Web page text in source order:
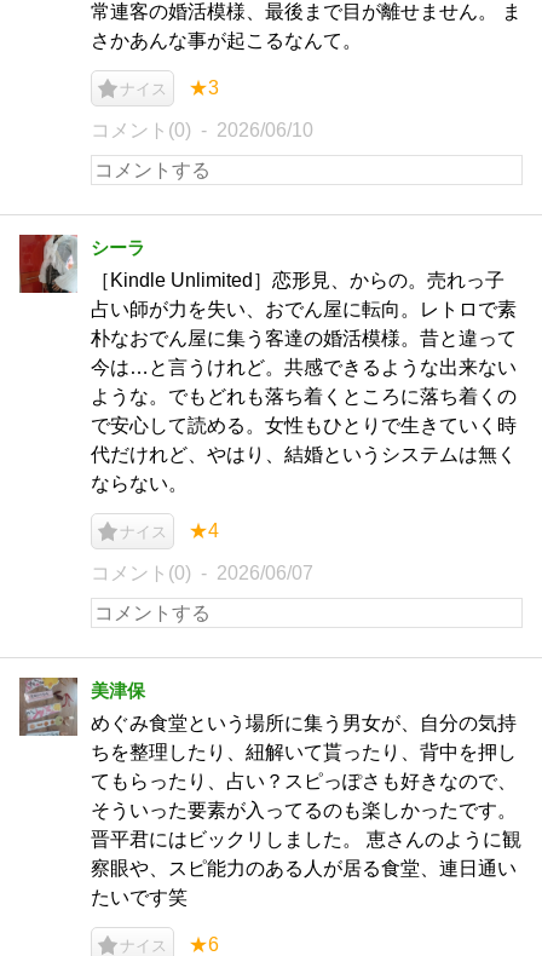
常連客の婚活模様、最後まで目が離せません。 ま
さかあんな事が起こるなんて。
ナイス ★3
コメント(0) 2026/06/10
シーラ
［Kindle Unlimited］恋形見、からの。売れっ子
占い師が力を失い、おでん屋に転向。レトロで素
朴なおでん屋に集う客達の婚活模様。昔と違って
今は…と言うけれど。共感できるような出来ない
ような。でもどれも落ち着くところに落ち着くの
で安心して読める。女性もひとりで生きていく時
代だけれど、やはり、結婚というシステムは無く
ならない。
ナイス ★4
コメント(0) 2026/06/07
美津保
めぐみ食堂という場所に集う男女が、自分の気持
ちを整理したり、紐解いて貰ったり、背中を押し
てもらったり、占い？スピっぽさも好きなので、
そういった要素が入ってるのも楽しかったです。
晋平君にはビックリしました。 恵さんのように観
察眼や、スピ能力のある人が居る食堂、連日通い
たいです笑
ナイス ★6